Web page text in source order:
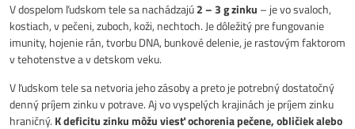
V dospelom ľudskom tele sa nachádzajú2 – 3 g zinku – je vo svaloch,
kostiach, v pečeni, zuboch, koži, nechtoch. Je dôležitý pre fungovanie
imunity, hojenie rán, tvorbu DNA, bunkové delenie, je rastovým faktorom
v tehotenstve a v detskom veku.
V ľudskom tele sa netvoria jeho zásoby a preto je potrebný dostatočný
denný príjem zinku v potrave. Aj vo vyspelých krajinách je príjem zinku
hraničný. K deficitu zinku môžu viesť ochorenia pečene, obličiek alebo